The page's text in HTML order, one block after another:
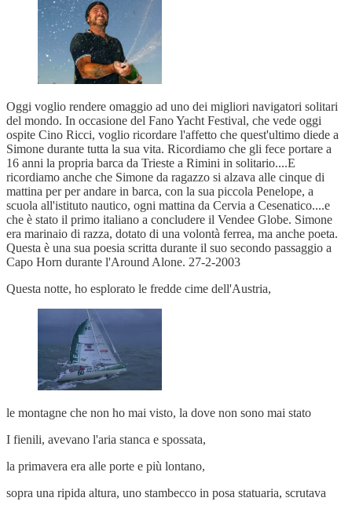
Oggi voglio rendere omaggio ad uno dei migliori navigatori solitari
del mondo. In occasione del Fano Yacht Festival, che vede oggi
ospite Cino Ricci, voglio ricordare l'affetto che quest'ultimo diede a
Simone durante tutta la sua vita. Ricordiamo che gli fece portare a
16 anni la propria barca da Trieste a Rimini in solitario....E
ricordiamo anche che Simone da ragazzo si alzava alle cinque di
mattina per per andare in barca, con la sua piccola Penelope, a
scuola all'istituto nautico, ogni mattina da Cervia a Cesenatico....e
che è stato il primo italiano a concludere il Vendee Globe. Simone
era marinaio di razza, dotato di una volontà ferrea, ma anche poeta.
Questa è una sua poesia scritta durante il suo secondo passaggio a
Capo Horn durante l'Around Alone. 27-2-2003
Questa notte, ho esplorato le fredde cime dell'Austria,
le montagne che non ho mai visto, la dove non sono mai stato
I fienili, avevano l'aria stanca e spossata,
la primavera era alle porte e più lontano,
sopra una ripida altura, uno stambecco in posa statuaria, scrutava